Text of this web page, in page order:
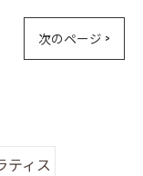
次のページ >
ティス